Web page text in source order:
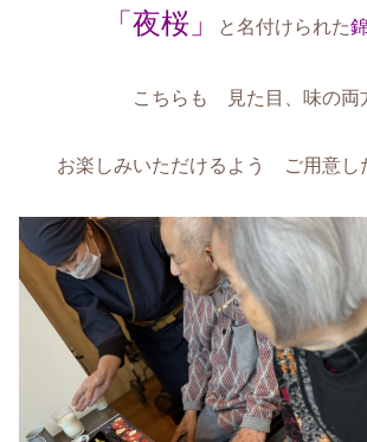
「夜桜」 と名付けられた
こちらも 見た目、味の両
お楽しみいただけるよう ご用意